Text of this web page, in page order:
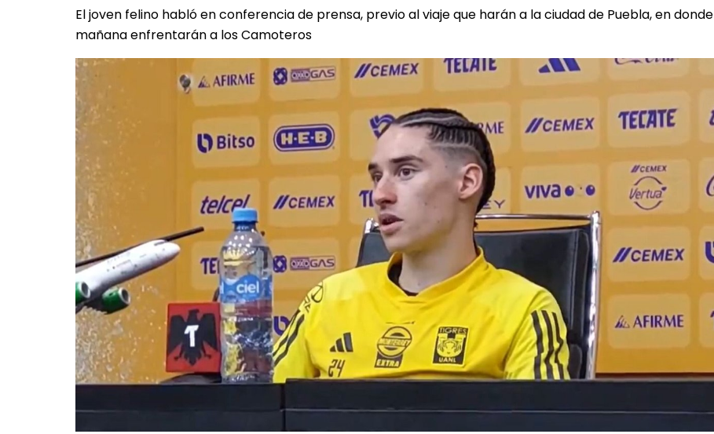
El joven felino habló en conferencia de prensa, previo al viaje que harán a la ciudad de Puebla, en donde
mañana enfrentarán a los Camoteros